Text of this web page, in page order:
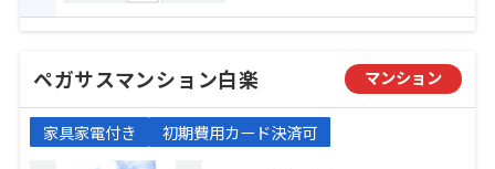
ペガサスマンション白楽 マンション
家具家電付き 初期費用カード決済可